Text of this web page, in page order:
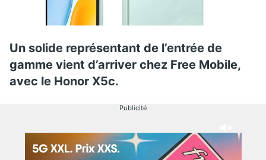
Un solide représentant de l’entrée de
gamme vient d’arriver chez Free Mobile,
avec le Honor X5c.
Publicité